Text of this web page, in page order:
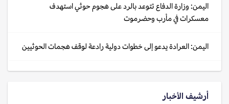
اليمن: وزارة الدفاع تتوعد بالرد على هجوم حوثي استهدف
معسكرات في مأرب وحضرموت
اليمن: العرادة يدعو إلى خطوات دولية رادعة لوقف هجمات الحوثيين
أرشيف الأخبار